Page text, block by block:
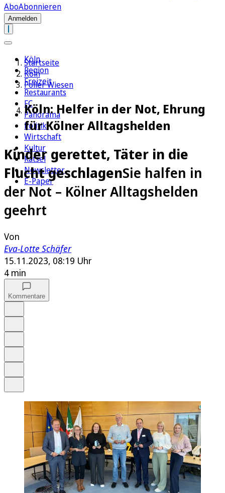
AboAbonnieren
Anmelden
Köln
Region
Freizeit
Restaurants
FC
Panorama
Politik
Wirtschaft
Kultur
Rätsel
Newsletter
E-Paper
Startseite
Köln
Poller Wiesen
Köln: Helfer in der Not, Ehrung
für Kölner Alltagshelden
Kinder gerettet, Täter in die
Flucht geschlagenSie halfen in
der Not – Kölner Alltagshelden
geehrt
Von
Eva-Lotte Schäfer
15.11.2023, 08:19 Uhr
4 min
Kommentare